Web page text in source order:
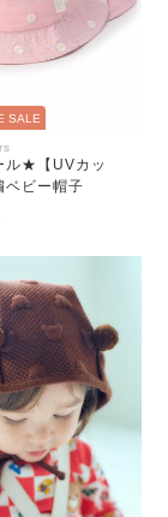
SALE
ル★【UVカッ
ベビー帽子